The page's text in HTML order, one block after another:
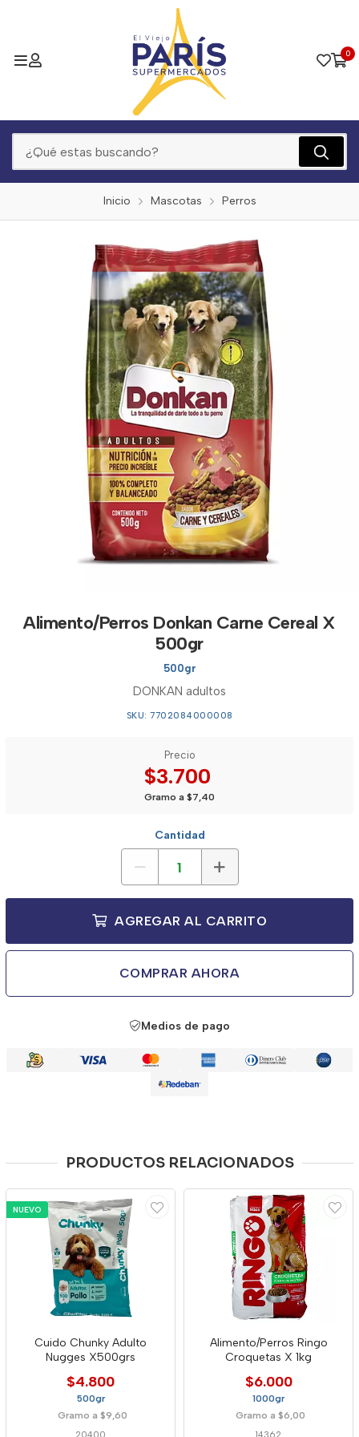
0
Inicio Mascotas Perros
Alimento/Perros Donkan Carne Cereal X
500gr
500gr
DONKAN adultos
SKU: 7702084000008
Precio
$3.700
Gramo a $7,40
Cantidad
AGREGAR AL CARRITO
COMPRAR AHORA
Medios de pago
PRODUCTOS RELACIONADOS
NUEVO
Cuido Chunky Adulto
Nugges X500grs
$4.800
500gr
Gramo a $9,60
Alimento/Perros Ringo
Croquetas X 1kg
$6.000
1000gr
Gramo a $6,00